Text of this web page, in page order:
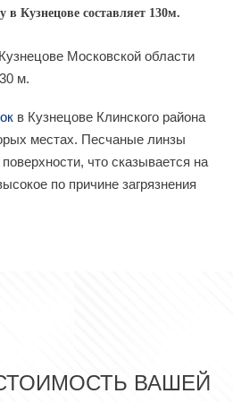
Кузнецове составляет 130м.
Московской области
м.
в Кузнецове Клинского района
местах. Песчаные линзы
что сказывается на
по причине загрязнения
ВАШЕЙ